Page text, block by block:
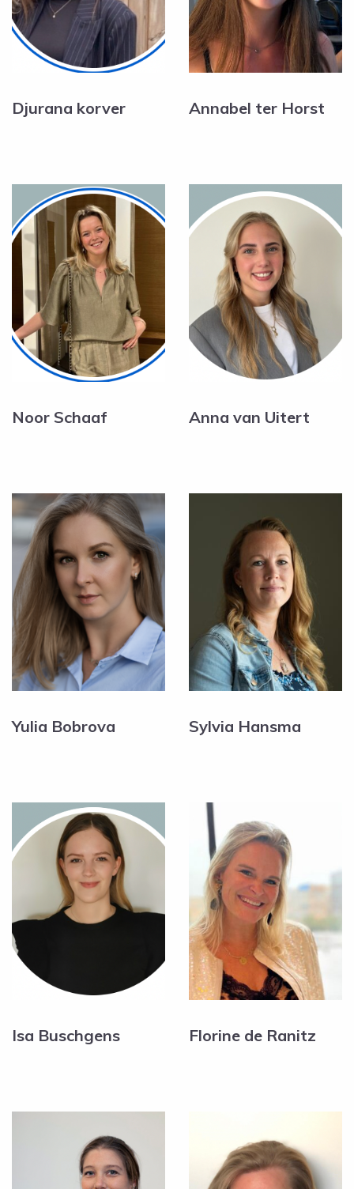
Djurana korver Annabel ter Horst
Noor Schaaf Anna van Uitert
Yulia Bobrova Sylvia Hansma
Isa Buschgens Florine de Ranitz